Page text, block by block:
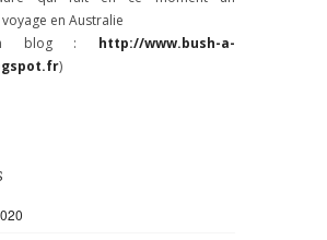
en Australie
blog : http://www.bush-a-
)